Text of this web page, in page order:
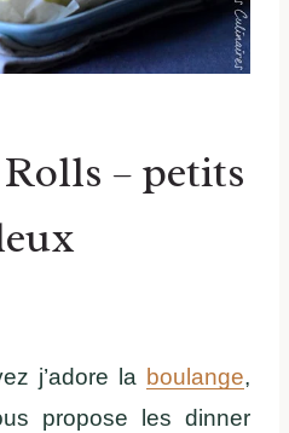
– petits
j’adore la boulange,
propose les dinner